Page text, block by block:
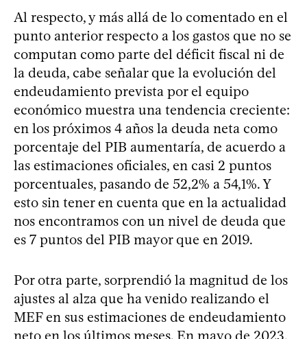
Al respecto, y más allá de lo comentado en el
punto anterior respecto a los gastos que no se
computan como parte del déficit fiscal ni de
la deuda, cabe señalar que la evolución del
endeudamiento prevista por el equipo
económico muestra una tendencia creciente:
en los próximos 4 años la deuda neta como
porcentaje del PIB aumentaría, de acuerdo a
las estimaciones oficiales, en casi 2 puntos
porcentuales, pasando de 52,2% a 54,1%. Y
esto sin tener en cuenta que en la actualidad
nos encontramos con un nivel de deuda que
es 7 puntos del PIB mayor que en 2019.
Por otra parte, sorprendió la magnitud de los
ajustes al alza que ha venido realizando el
MEF en sus estimaciones de endeudamiento
neto en los últimos meses. En mayo de 2023,